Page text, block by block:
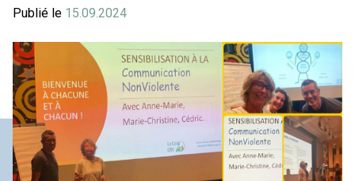
Publié le 15.09.2024